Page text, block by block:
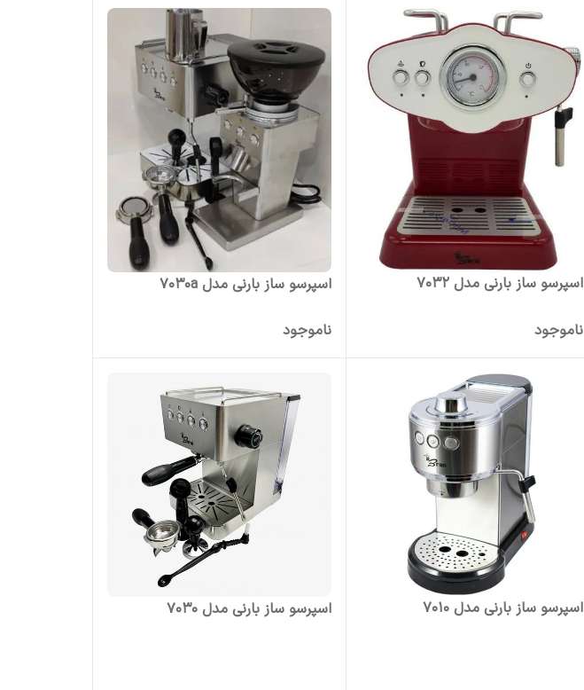
اسپرسو ساز بارنی مدل 7032
ناموجود
اسپرسو ساز بارنی مدل 7030a
ناموجود
اسپرسو ساز بارنی مدل 7010 اسپرسو ساز بارنی مدل 7030